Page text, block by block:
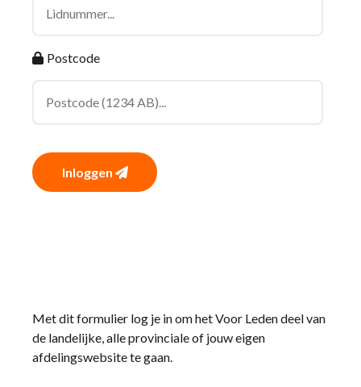
Postcode
Inloggen
Met dit formulier log je in om het Voor Leden deel van
de landelijke, alle provinciale of jouw eigen
afdelingswebsite te gaan.